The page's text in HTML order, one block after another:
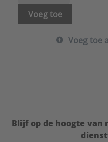
Voeg toe
Voeg toe
Blijf op de hoogte van